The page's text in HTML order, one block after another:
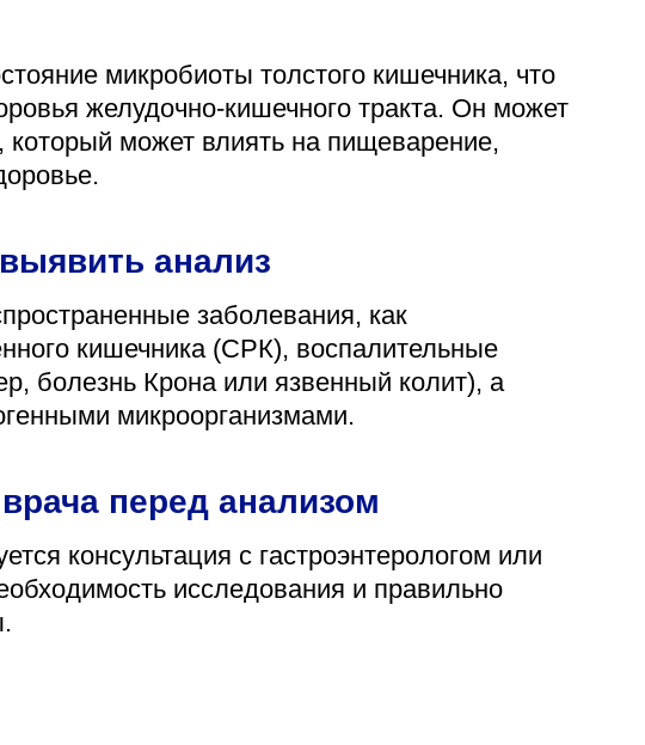
микробиоты толстого кишечника, что
желудочно-кишечного тракта. Он может
может влиять на пищеварение,
анализ
заболевания, как
кишечника (СРК), воспалительные
болезнь Крона или язвенный колит), а
микроорганизмами.
перед анализом
консультация с гастроэнтерологом или
исследования и правильно